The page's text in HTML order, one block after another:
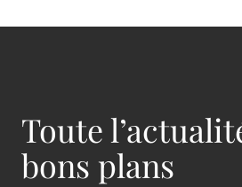
Toute
bons plans